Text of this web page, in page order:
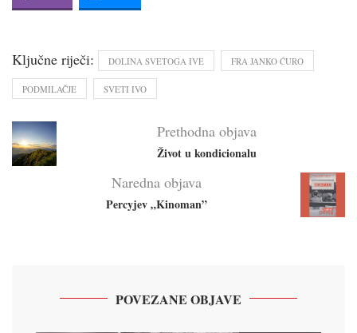
Ključne riječi: DOLINA SVETOGA IVE FRA JANKO ĆURO
PODMILAČJE SVETI IVO
Prethodna objava
Život u kondicionalu
Naredna objava
Percyjev „Kinoman”
POVEZANE OBJAVE